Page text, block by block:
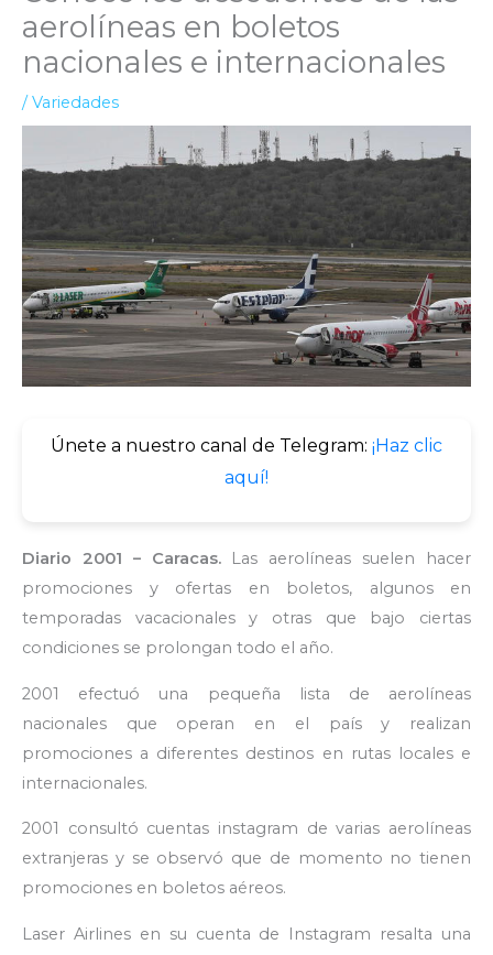
aerolíneas en boletos
nacionales e internacionales
/Variedades
Únete a nuestro canal de Telegram: ¡Haz clic
aquí!
Diario 2001 – Caracas.Las aerolíneas suelen hacer
promociones y ofertas en boletos, algunos en
temporadas vacacionales y otras que bajo ciertas
condiciones se prolongan todo el año.
2001 efectuó una pequeña lista de aerolíneas
nacionales que operan en el país y realizan
promociones a diferentes destinos en rutas locales e
internacionales.
2001 consultó cuentas instagram de varias aerolíneas
extranjeras y se observó que de momento no tienen
promociones en boletos aéreos.
Laser Airlines en su cuenta de Instagram resalta una